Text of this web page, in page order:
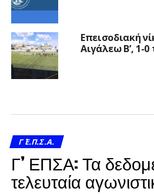
Επεισοδιακή
Αιγάλεω Β’, 1-
Γ΄ Ε.Π.Σ.Α.
Γ’ ΕΠΣΑ: Τα
τελευταία